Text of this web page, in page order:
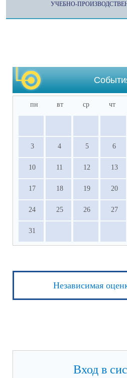
УЧЕБНО-
пн вт ср чт
3 4 5 6
10 11 12 13
17 18 19 20
24 25 26 27
31
Независимая
Вход в